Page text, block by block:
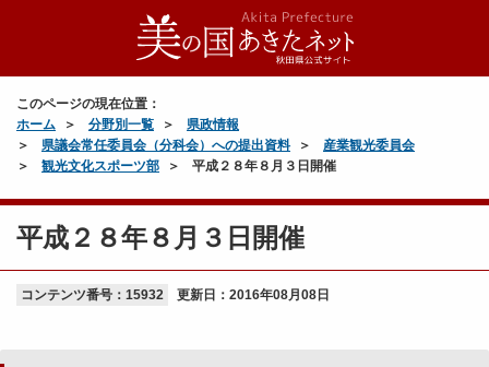
このページの現在位置：
ホーム
分野別一覧
県政情報
県議会常任委員会（分科会）への提出資料
産業観光委員会
観光文化スポーツ部
平成２８年８月３日開催
平成２８年８月３日開催
コンテンツ番号：15932 更新日： 2016年08月08日